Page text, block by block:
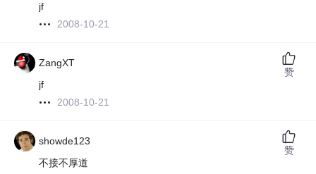
jf
2008-10-21
ZangXT
jf
2008-10-21
赞
showde123
不接不厚道
赞